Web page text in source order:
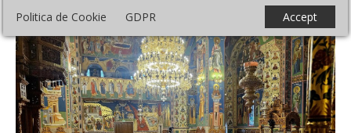
Politica de Cookie GDPR Accept